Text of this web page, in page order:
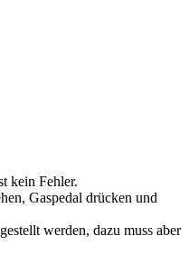
kein Fehler.
Gaspedal drücken und
werden, dazu muss aber